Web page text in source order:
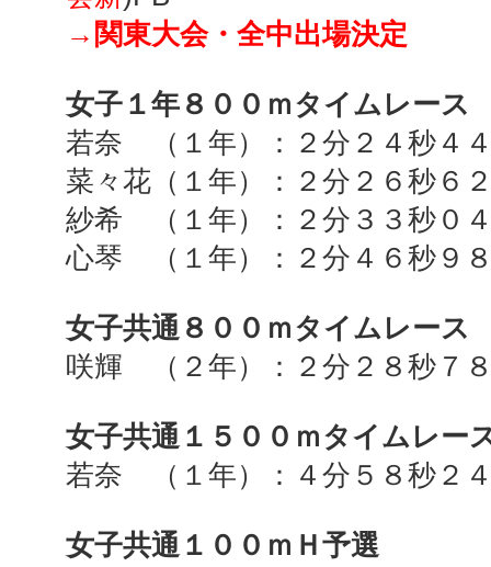
→関東大会・全中出場決定
女子１年８００ｍタイムレース
若奈 （１年）：２分２４秒４
菜々花（１年）：２分２６秒６
紗希 （１年）：２分３３秒０
心琴 （１年）：２分４６秒９
女子共通８００ｍタイムレース
咲輝 （２年）：２分２８秒７
女子共通１５００ｍタイムレー
若奈 （１年）：４分５８秒２
女子共通１００ｍＨ予選